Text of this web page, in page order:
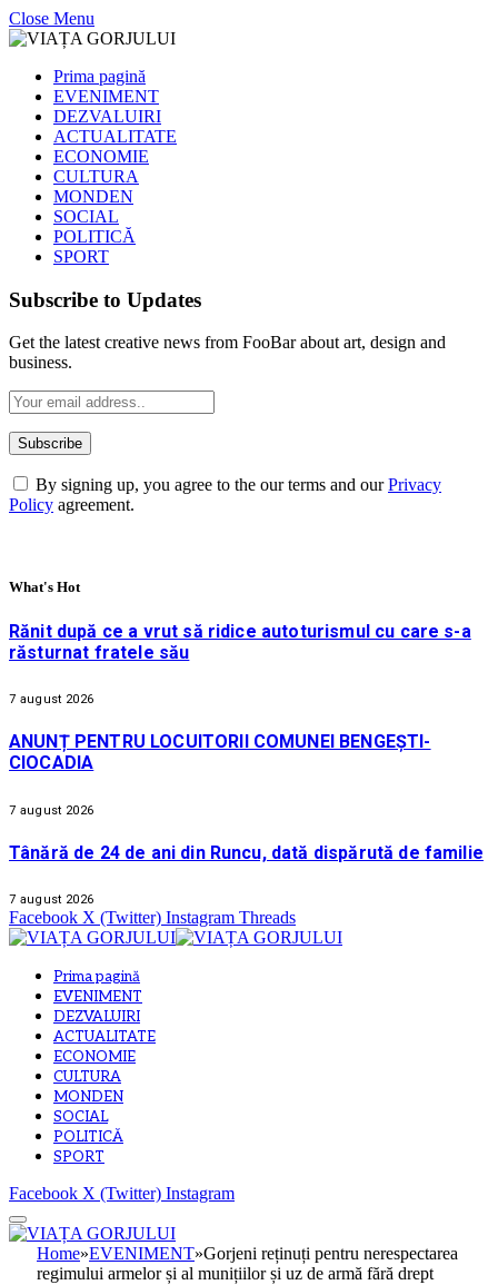
Close Menu
Prima pagină
EVENIMENT
DEZVALUIRI
ACTUALITATE
ECONOMIE
CULTURA
MONDEN
SOCIAL
POLITICĂ
SPORT
Subscribe to Updates
Get the latest creative news from FooBar about art, design and
business.
By signing up, you agree to the our terms and ourPrivacy
Policy agreement.
What's Hot
Rănit după ce a vrut să ridice autoturismul cu care s-a
răsturnat fratele său
7 august 2026
ANUNȚ PENTRU LOCUITORII COMUNEI BENGEȘTI-
CIOCADIA
7 august 2026
Tânără de 24 de ani din Runcu, dată dispărută de familie
7 august 2026
Facebook X (Twitter) Instagram Threads
Prima pagină
EVENIMENT
DEZVALUIRI
ACTUALITATE
ECONOMIE
CULTURA
MONDEN
SOCIAL
POLITICĂ
SPORT
Facebook X (Twitter) Instagram
Home»EVENIMENT»Gorjeni reținuți pentru nerespectarea
regimului armelor și al munițiilor și uz de armă fără drept